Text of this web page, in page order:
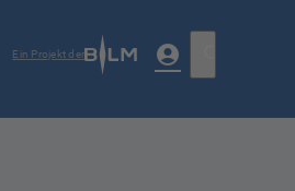
Ein Projekt der account_circle